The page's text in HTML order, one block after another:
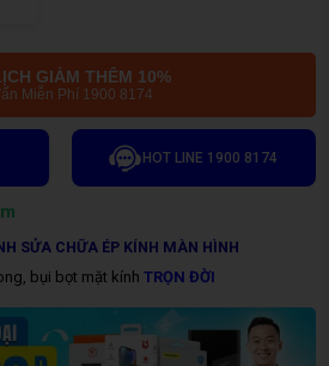
GIẢM THÊM 10%
Miễn Phí 1900 8174
HOT LINE 1900 8174
SỬA CHỮA ÉP KÍNH MÀN HÌNH
bụi bọt mặt kính TRỌN ĐỜI